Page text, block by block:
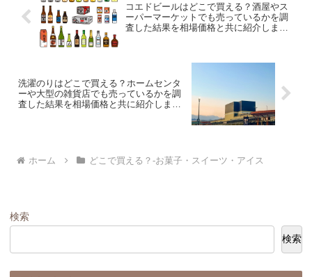
コエドビールはどこで買える？酒屋やス
ーパーマーケットでも売っているかを調
査した結果を相場価格と共に紹介しま
洗濯のりはどこで買える？ホームセンタ
ーや大型の雑貨店でも売っているかを調
査した結果を相場価格と共に紹介しま
ホーム どこで買える？-お菓子・スイーツ・アイス
検索
検索